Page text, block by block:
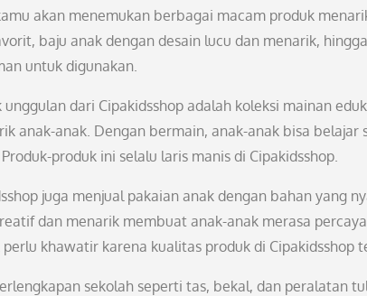
akan menemukan berbagai macam produk
baju anak dengan desain lucu dan menarik,
untuk digunakan.
unggulan dari Cipakidsshop adalah koleksi mainan
anak-anak. Dengan bermain, anak-anak bisa
produk ini selalu laris manis di Cipakidsshop.
juga menjual pakaian anak dengan bahan yang
dan menarik membuat anak-anak merasa
khawatir karena kualitas produk di Cipakidsshop
sekolah seperti tas, bekal, dan peralatan